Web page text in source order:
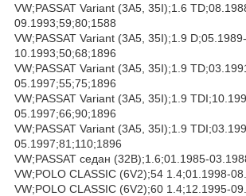
VW;PASSAT Variant (3A5, 35I);1.6
09.1993;59;80;1588
VW;PASSAT Variant (3A5, 35I);1.9 D;05.1989-
10.1993;50;68;1896
VW;PASSAT Variant (3A5, 35I);1.9
05.1997;55;75;1896
VW;PASSAT Variant (3A5, 35I);1.9
05.1997;66;90;1896
VW;PASSAT Variant (3A5, 35I);1.9
05.1997;81;110;1896
VW;PASSAT седан (32B);1.6;01.1985-
VW;POLO CLASSIC (6V2);54 1.4;01.1998-
VW;POLO CLASSIC (6V2);60 1.4;12.1995-